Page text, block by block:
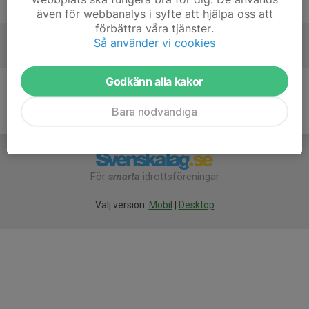
30 sep 2025
Inställd träning torsdag 6/3
För smarta idrottsföreningar
Välj version: Mobil | Desktop
även för webbanalys i syfte att hjälpa oss att
förbättra våra tjänster.
Så använder vi cookies
Godkänn alla kakor
Bara nödvändiga